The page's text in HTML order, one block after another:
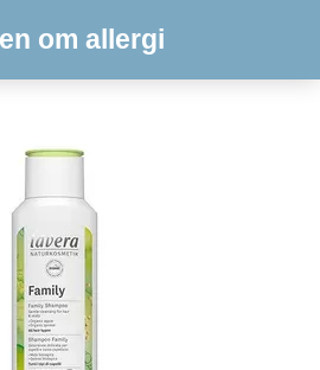
om allergi